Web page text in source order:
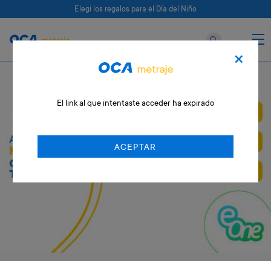
Elegí los regalos para el Día del Niño
×
El link al que intentaste acceder ha expirado
ACEPTAR